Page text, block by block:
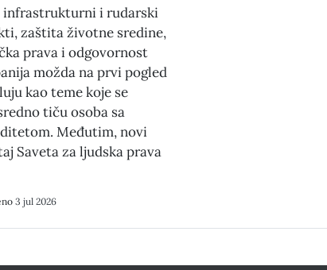
infrastrukturni i rudarski
zaštita životne sredine,
prava i odgovornost
možda na prvi pogled
kao teme koje se
tiču osoba sa
Međutim, novi
Saveta za ljudska prava
3 jul 2026